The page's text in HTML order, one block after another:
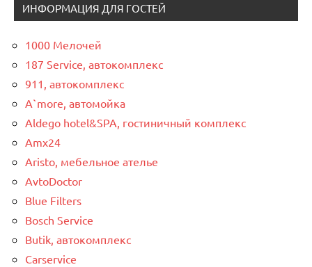
ИНФОРМАЦИЯ ДЛЯ ГОСТЕЙ
1000 Мелочей
187 Service, автокомплекс
911, автокомплекс
A`more, автомойка
Aldego hotel&SPA, гостиничный комплекс
Amx24
Aristo, мебельное ателье
AvtoDoctor
Blue Filters
Bosch Service
Butik, автокомплекс
Carservice